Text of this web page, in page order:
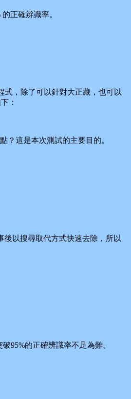
正確辨識率。
，除了可以針對大正藏，也可以
：
這是本次測試的主要目的。
以搜尋取代方式快速去除，所以
95%的正確辨識率不足為難。